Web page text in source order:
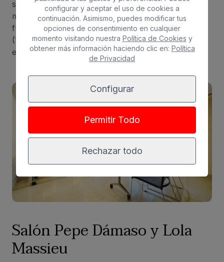
salón Baldaquino. Tiene una superficie de 270
metros cuadrados y su aforo máximo cambia en
función de la distribución del mobiliario: banquete
(100 personas), cocktail (150 personas), formato
escuela (80 personas) y formato U (50 personas).
Salón Pepe Dámaso y Lola
Massieu
configurar y aceptar el uso de cookies a
continuación. Asimismo, puedes modificar tus
opciones de consentimiento en cualquier
momento visitando nuestra Política de Cookies y
obtener más información haciendo clic en: Política
de Privacidad
Configurar
Permitir Todo
Rechazar todo